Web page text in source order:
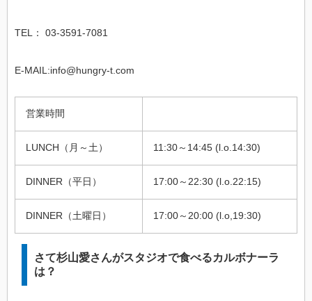
TEL： 03-3591-7081
E-MAIL:info@hungry-t.com
営業時間
LUNCH（月～土） 11:30～14:45 (l.o.14:30)
DINNER（平日） 17:00～22:30 (l.o.22:15)
DINNER（土曜日） 17:00～20:00 (l.o,19:30)
さて杉山愛さんがスタジオで食べるカルボナーラ
は？